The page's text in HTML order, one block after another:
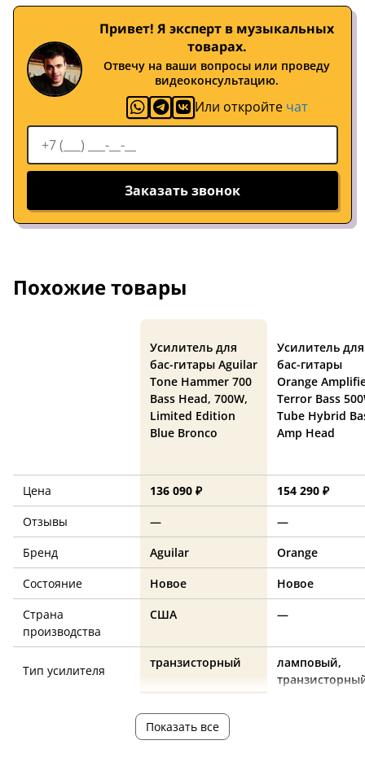
Привет! Я эксперт в музыкальных
товарах.
Отвечу на ваши вопросы или проведу
видеоконсультацию.
Или откройте чат
Заказать звонок
Похожие товары
Усилитель для
бас-гитары Aguilar
Tone Hammer 700
Bass Head, 700W,
Limited Edition
Blue Bronco
Усилитель для
бас-гитары
Orange
Terror Bass
Tube Hybrid
Amp Head
Цена 136 090 ₽
154 290 ₽
Отзывы
—
—
Бренд
Aguilar
Orange
Состояние
Новое
Новое
Страна
производства
США —
Тип усилителя
транзисторный
ламповый,
1
Показать все